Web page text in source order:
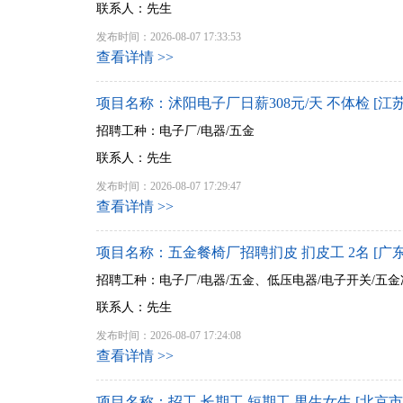
联系人：先生
发布时间：2026-08-07 17:33:53
查看详情 >>
项目名称：沭阳电子厂日薪308元/天 不体检 [江
招聘工种：电子厂/电器/五金
联系人：先生
发布时间：2026-08-07 17:29:47
查看详情 >>
项目名称：五金餐椅厂招聘扪皮 扪皮工 2名 [广
招聘工种：电子厂/电器/五金、低压电器/电子开关/五金
联系人：先生
发布时间：2026-08-07 17:24:08
查看详情 >>